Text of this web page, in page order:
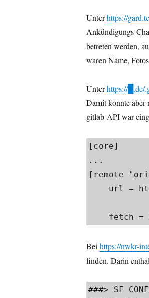
Unterhttps://
Ankündigungs-
betreten werden,
waren Name,
Unterhttps://█.de/
Damit konnte aber
gitlab-API war
[core]
...
[remote
Bei https://nwkr-
finden. Darin
###> SF